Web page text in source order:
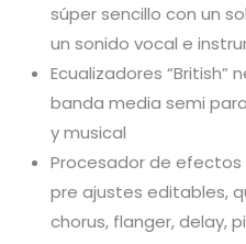
súper sencillo con un
un sonido vocal e
Ecualizadores “British”
banda media semi
y musical
Procesador de efectos
pre ajustes editables,
chorus, flanger, delay,